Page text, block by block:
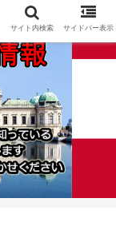
サイト内検索 サイドバー表示